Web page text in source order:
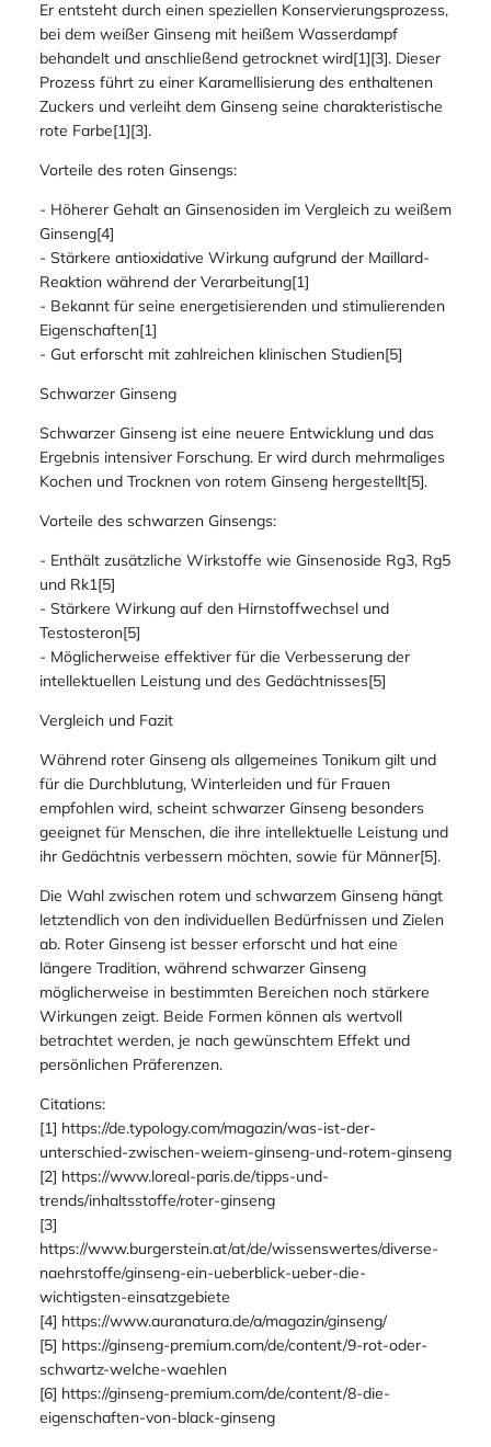
Er entsteht durch einen speziellen Konservierungsprozess,
bei dem weißer Ginseng mit heißem Wasserdampf
behandelt und anschließend getrocknet wird[1][3]. Dieser
Prozess führt zu einer Karamellisierung des enthaltenen
Zuckers und verleiht dem Ginseng seine charakteristische
rote Farbe[1][3].
Vorteile des roten Ginsengs:
- Höherer Gehalt an Ginsenosiden im Vergleich zu weißem
Ginseng[4]
- Stärkere antioxidative Wirkung aufgrund der Maillard-
Reaktion während der Verarbeitung[1]
- Bekannt für seine energetisierenden und stimulierenden
Eigenschaften[1]
- Gut erforscht mit zahlreichen klinischen Studien[5]
Schwarzer Ginseng
Schwarzer Ginseng ist eine neuere Entwicklung und das
Ergebnis intensiver Forschung. Er wird durch mehrmaliges
Kochen und Trocknen von rotem Ginseng hergestellt[5].
Vorteile des schwarzen Ginsengs:
- Enthält zusätzliche Wirkstoffe wie Ginsenoside Rg3, Rg5
und Rk1[5]
- Stärkere Wirkung auf den Hirnstoffwechsel und
Testosteron[5]
- Möglicherweise effektiver für die Verbesserung der
intellektuellen Leistung und des Gedächtnisses[5]
Vergleich und Fazit
Während roter Ginseng als allgemeines Tonikum gilt und
für die Durchblutung, Winterleiden und für Frauen
empfohlen wird, scheint schwarzer Ginseng besonders
geeignet für Menschen, die ihre intellektuelle Leistung und
ihr Gedächtnis verbessern möchten, sowie für Männer[5].
Die Wahl zwischen rotem und schwarzem Ginseng hängt
letztendlich von den individuellen Bedürfnissen und Zielen
ab. Roter Ginseng ist besser erforscht und hat eine
längere Tradition, während schwarzer Ginseng
möglicherweise in bestimmten Bereichen noch stärkere
Wirkungen zeigt. Beide Formen können als wertvoll
betrachtet werden, je nach gewünschtem Effekt und
persönlichen Präferenzen.
Citations:
[1] https://de.typology.com/magazin/was-ist-der-
unterschied-zwischen-weiem-ginseng-und-rotem-ginseng
[2] https://www.loreal-paris.de/tipps-und-
trends/inhaltsstoffe/roter-ginseng
[3]
https://www.burgerstein.at/at/de/wissenswertes/diverse-
naehrstoffe/ginseng-ein-ueberblick-ueber-die-
wichtigsten-einsatzgebiete
[4] https://www.auranatura.de/a/magazin/ginseng/
[5] https://ginseng-premium.com/de/content/9-rot-oder-
schwartz-welche-waehlen
[6] https://ginseng-premium.com/de/content/8-die-
eigenschaften-von-black-ginseng